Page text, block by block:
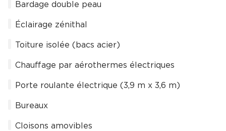
Bardage double peau
Éclairage zénithal
Toiture isolée (bacs acier)
Chauffage par aérothermes électriques
Porte roulante électrique (3,9 m x 3,6 m)
Bureaux
Cloisons amovibles